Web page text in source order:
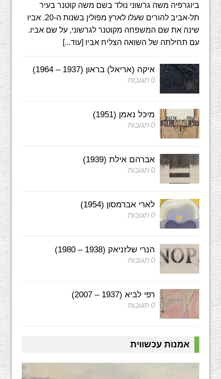
ביוגרפיה משה גרשוני נולד בשם משה קוטנר בעיר
תל-אביב להורים שעלו לארץ מפולין בשנות ה-20. אביו
שינה את שם המשפחה מקוטנר לגרשוני, על שם אביו.
עם תחילתה של השואה הצליח אביו [עוד...]
איקה (אריאל) בראון (1937 – 1964)
0 תגובות
מיכל נאמן (1951)
0 תגובות
אברהם אילת (1939)
0 תגובות
לארי אברמסון (1954)
0 תגובות
הנרי שלזניאק (1938 – 1980)
0 תגובות
רפי לביא (1937 – 2007)
0 תגובות
אמנות עכשווית